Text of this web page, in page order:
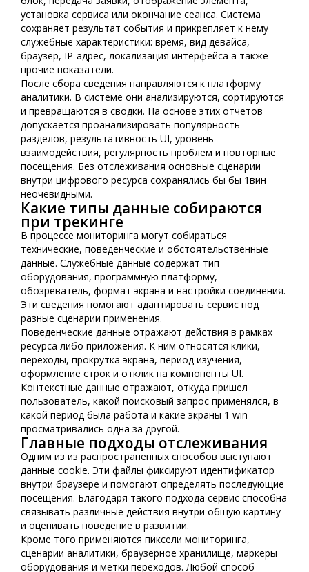
установка сервиса или окончание сеанса. Система
сохраняет результат события и прикрепляет к нему
служебные характеристики: время, вид девайса,
браузер, IP-адрес, локализация интерфейса а также
прочие показатели.
После сбора сведения направляются к платформу
аналитики. В системе они анализируются, сортируются
и превращаются в сводки. На основе этих отчетов
допускается проанализировать популярность
разделов, результативность UI, уровень
взаимодействия, регулярность проблем и повторные
посещения. Без отслеживания основные сценарии
внутри цифрового ресурса сохранялись бы бы 1вин
неочевидными.
Какие типы данные собираются
при трекинге
В процессе мониторинга могут собираться
технические, поведенческие и обстоятельственные
данные. Служебные данные содержат тип
оборудования, программную платформу,
обозреватель, формат экрана и настройки соединения.
Эти сведения помогают адаптировать сервис под
разные сценарии применения.
Поведенческие данные отражают действия в рамках
ресурса либо приложения. К ним относятся клики,
переходы, прокрутка экрана, период изучения,
оформление строк и отклик на компоненты UI.
Контекстные данные отражают, откуда пришел
пользователь, какой поисковый запрос применялся, в
какой период была работа и какие экраны 1 win
просматривались одна за другой.
Главные подходы отслеживания
Одним из из распространенных способов выступают
данные cookie. Эти файлы фиксируют идентификатор
внутри браузере и помогают определять последующие
посещения. Благодаря такого подхода сервис способна
связывать различные действия внутри общую картину
и оценивать поведение в развитии.
Кроме того применяются пиксели мониторинга,
сценарии аналитики, браузерное хранилище, маркеры
оборудования и метки переходов. Любой способ